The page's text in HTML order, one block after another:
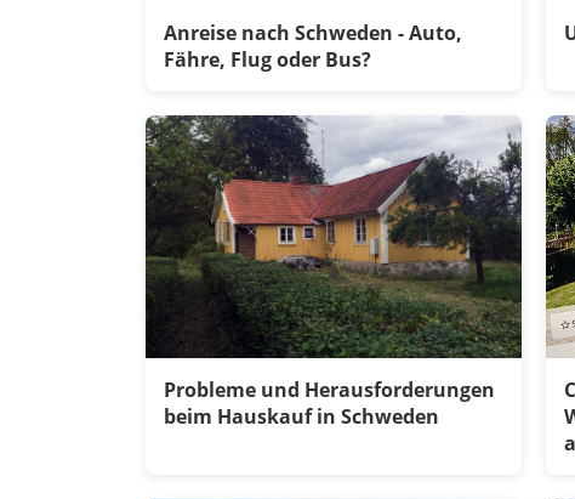
Anreise nach Schweden - Auto,
Fähre, Flug oder Bus?
Probleme und Herausforderungen
beim Hauskauf in Schweden